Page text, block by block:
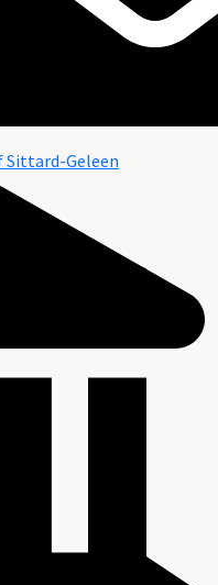
Sittard-Geleen